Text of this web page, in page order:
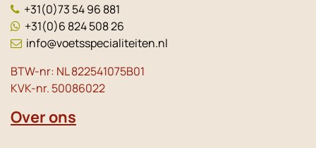
+31(0)73 54 96 881
+31(0)6 824 508 26
info@voetsspecialiteiten.nl
BTW-nr: NL 822541075B01
KVK-nr. 50086022
Over ons